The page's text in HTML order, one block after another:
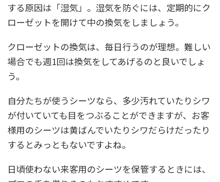
する原因は「湿気」。湿気を防ぐには、定期的にク
ローゼットを開けて中の換気をしましょう。
クローゼットの換気は、毎日行うのが理想。難しい
場合でも週1回は換気をしてあげるのと良いでしょ
う。
自分たちが使うシーツなら、多少汚れていたりシワ
が付いていても目をつぶることができますが、お客
様用のシーツは黄ばんでいたりシワだらけだったり
するとみっともないですよね。
日頃使わない来客用のシーツを保管するときには、